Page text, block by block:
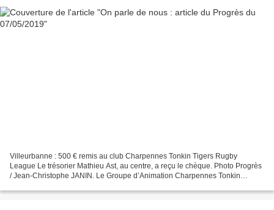
Villeurbanne : 500 € remis au club Charpennes Tonkin Tigers Rugby
League Le trésorier Mathieu Ast, au centre, a reçu le chèque. Photo Progrès
/ Jean-Christophe JANIN. Le Groupe d’Animation Charpennes Tonkin